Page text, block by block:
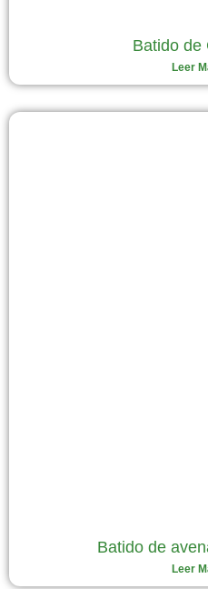
Batido de
Leer
Batido de
Leer